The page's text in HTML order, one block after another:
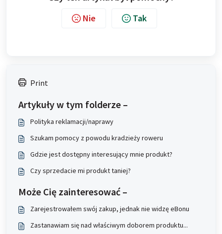
Nie Tak
Print
Artykuły w tym folderze –
Polityka reklamacji/naprawy
Szukam pomocy z powodu kradzieży roweru
Gdzie jest dostępny interesujący mnie produkt?
Czy sprzedacie mi produkt taniej?
Może Cię zainteresować –
Zarejestrowałem swój zakup, jednak nie widzę eBonu
Zastanawiam się nad właściwym doborem produktu...